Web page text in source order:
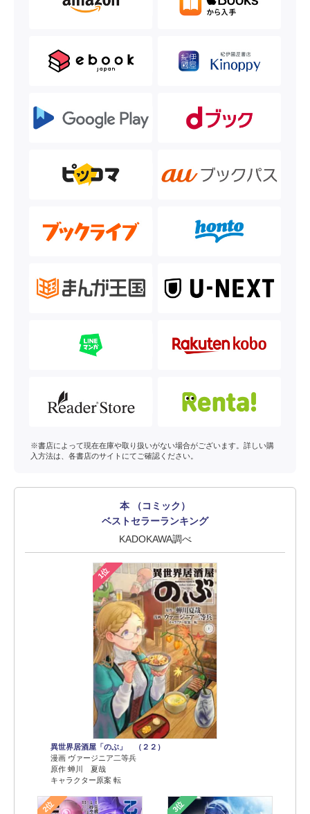
※書店によって現在在庫や取り扱いがない場合がございます。詳しい購
入方法は、各書店のサイトにてご確認ください。
本 （コミック）
ベストセラーランキング
KADOKAWA調べ
1位
異世界居酒屋「のぶ」 （２２）
漫画 ヴァージニア二等兵
原作 蝉川 夏哉
キャラクター原案 転
2位 3位